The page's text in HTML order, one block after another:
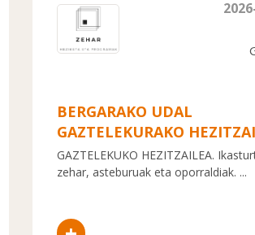
BERGARAKO UDAL
GAZTELEKURAKO
GAZTELEKUKO HEZITZAILEA.
zehar, asteburuak eta oporraldiak. ...